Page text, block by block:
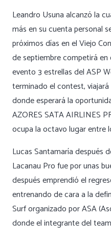
Leandro Usuna alcanzó la
más en su cuenta personal
próximos días en el Viejo
de septiembre competirá en
evento 3 estrellas del ASP
terminado el contest,
donde esperará la
AZORES SATA AIRLINES
ocupa la octavo lugar entre
Lucas Santamaría después
Lacanau Pro fue por unas
después emprendió el
entrenando de cara a la
Surf organizado por ASA
donde el integrante del